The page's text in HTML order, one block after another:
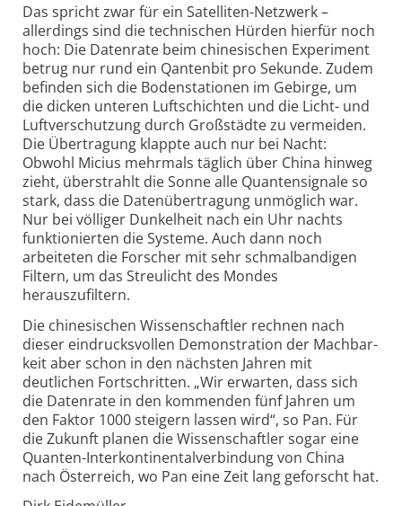
Das spricht zwar für ein Satel­liten-Netzwerk –
allerdings sind die technischen Hürden hierfür noch
hoch: Die Datenrate beim chine­sischen Experiment
betrug nur rund ein Qantenbit pro Sekunde. Zudem
befinden sich die Boden­stationen im Gebirge, um
die dicken unteren Luftschichten und die Licht- und
Luft­verschutzung durch Großstädte zu vermeiden.
Die Über­tragung klappte auch nur bei Nacht:
Obwohl Micius mehrmals täglich über China hinweg
zieht, überstrahlt die Sonne alle Quantensignale so
stark, dass die Daten­übertragung unmöglich war.
Nur bei völliger Dunkelheit nach ein Uhr nachts
funk­tionierten die Systeme. Auch dann noch
arbeiteten die Forscher mit sehr schmal­bandigen
Filtern, um das Streulicht des Mondes
herauszufiltern.
Die chinesischen Wissenschaftler rechnen nach
dieser eindrucks­vollen Demon­stration der Machbar­
keit aber schon in den nächsten Jahren mit
deutlichen Fort­schritten. „Wir erwarten, dass sich
die Datenrate in den kommenden fünf Jahren um
den Faktor 1000 steigern lassen wird“, so Pan. Für
die Zukunft planen die Wissen­schaftler sogar eine
Quanten-Inter­kontinental­verbindung von China
nach Österreich, wo Pan eine Zeit lang geforscht hat.